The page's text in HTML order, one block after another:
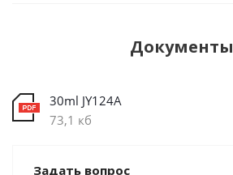
Документы
30ml JY124A
73,1 кб
Задать вопрос